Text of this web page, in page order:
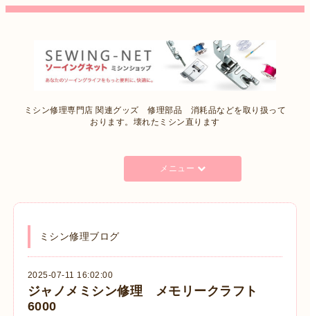
ミシン修理専門店 関連グッズ 修理部品 消耗品などを取り扱って
おります。壊れたミシン直ります
メニュー
ミシン修理ブログ
2025-07-11 16:02:00
ジャノメミシン修理 メモリークラフト
6000